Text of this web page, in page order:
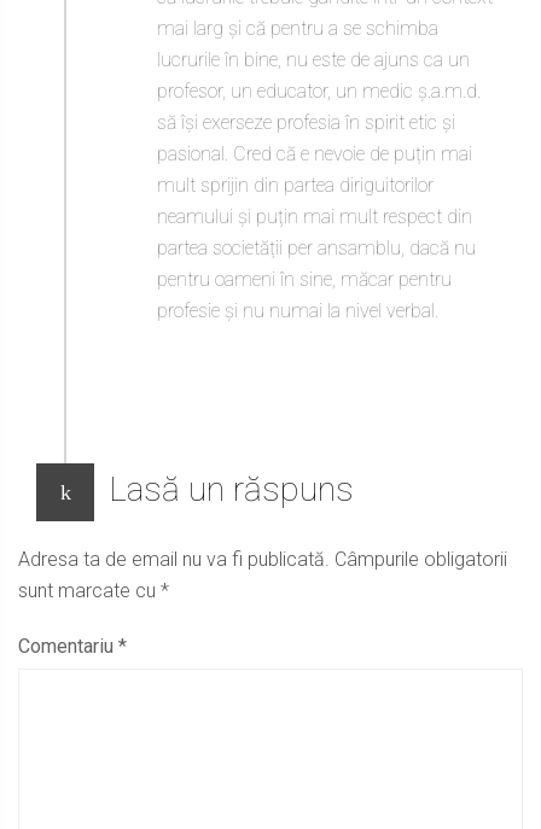
mai larg și că pentru a se schimba
lucrurile în bine, nu este de ajuns ca un
profesor, un educator, un medic ș.a.m.d.
să își exerseze profesia în spirit etic și
pasional. Cred că e nevoie de puțin mai
mult sprijin din partea diriguitorilor
neamului și puțin mai mult respect din
partea societății per ansamblu, dacă nu
pentru oameni în sine, măcar pentru
profesie și nu numai la nivel verbal.
Lasă un răspuns
Adresa ta de email nu va fi publicată. Câmpurile obligatorii
sunt marcate cu *
Comentariu *